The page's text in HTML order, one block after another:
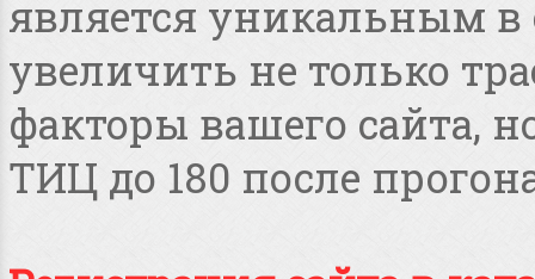
является уникальным в
увеличить не только
факторы вашего сайта,
ТИЦ до 180 после